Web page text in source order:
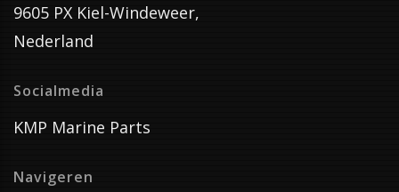
9605 PX Kiel-Windeweer,
Nederland
Socialmedia
KMP Marine Parts
Navigeren